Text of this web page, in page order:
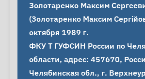
Золотаренко Максим
(Золотаренко Максим
октября 1989 г.
ФКУ Т ГУФСИН России по
области, адрес: 457670,
Челябинская обл., г.